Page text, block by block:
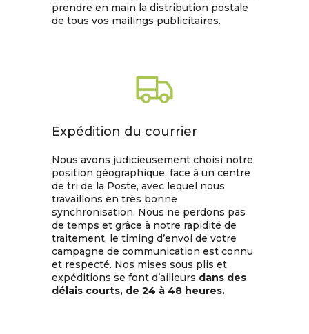
prendre en main la distribution postale
de tous vos mailings publicitaires.
Expédition du courrier
Nous avons judicieusement choisi notre
position géographique, face à un centre
de tri de la Poste, avec lequel nous
travaillons en très bonne
synchronisation. Nous ne perdons pas
de temps et grâce à notre rapidité de
traitement, le timing d’envoi de votre
campagne de communication est connu
et respecté. Nos mises sous plis et
expéditions se font d’ailleurs dans des
délais courts, de 24 à 48 heures.